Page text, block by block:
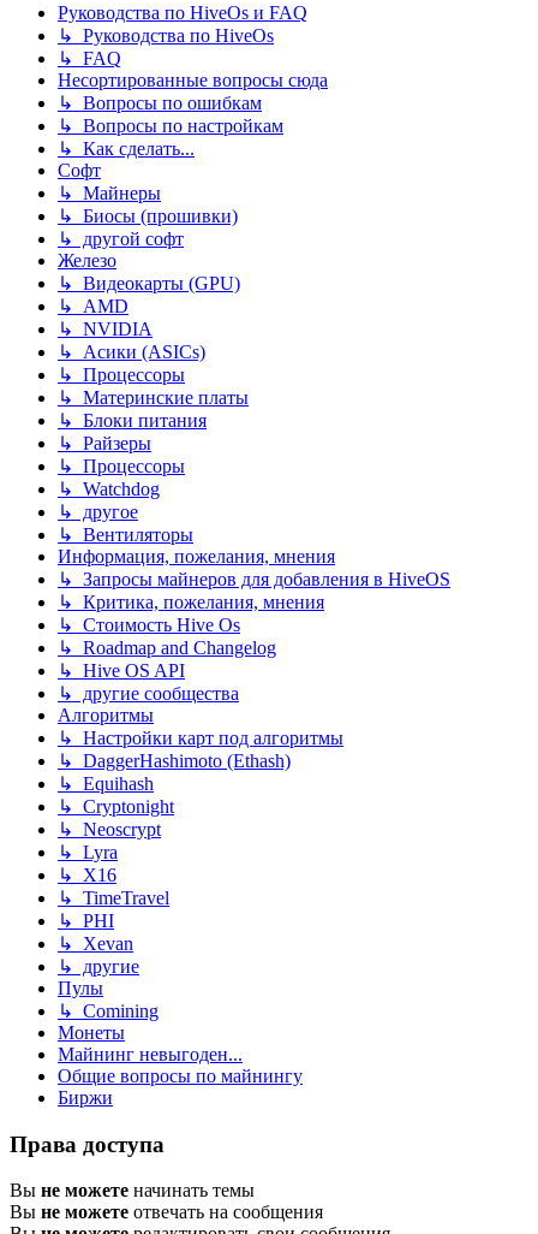
Руководства по HiveOs и FAQ
↳ Руководства по HiveOs
↳ FAQ
Несортированные вопросы сюда
↳ Вопросы по ошибкам
↳ Вопросы по настройкам
↳ Как сделать...
Софт
↳ Майнеры
↳ Биосы (прошивки)
↳ другой софт
Железо
↳ Видеокарты (GPU)
↳ AMD
↳ NVIDIA
↳ Асики (ASICs)
↳ Процессоры
↳ Материнские платы
↳ Блоки питания
↳ Райзеры
↳ Процессоры
↳ Watchdog
↳ другое
↳ Вентиляторы
Информация, пожелания, мнения
↳ Запросы майнеров для добавления в HiveOS
↳ Критика, пожелания, мнения
↳ Стоимость Hive Os
↳ Roadmap and Changelog
↳ Hive OS API
↳ другие сообщества
Алгоритмы
↳ Настройки карт под алгоритмы
↳ DaggerHashimoto (Ethash)
↳ Equihash
↳ Cryptonight
↳ Neoscrypt
↳ Lyra
↳ X16
↳ TimeTravel
↳ PHI
↳ Xevan
↳ другие
Пулы
↳ Comining
Монеты
Майнинг невыгоден...
Общие вопросы по майнингу
Биржи
Права доступа
Вы не можете начинать темы
Вы не можете отвечать на сообщения